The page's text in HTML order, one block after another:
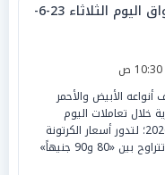
أسعار البيض في الأسواق اليوم الثلاثاء 23-6-
الأبيض والأحمر
خلال تعاملات اليوم
الثلاثاء، الموافق 23 يونيو 2026؛ لتدور أسعار الكرتونة
داخل المزارع حول مستويات تتراوح بين «80 و90 جنيهاً»